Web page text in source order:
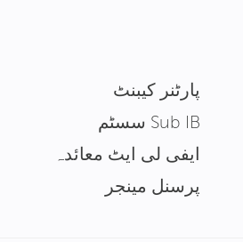
پارٹنر کیبنٹ
Sub IB سسٹم
ایفی لی ایٹ معائدہ
پرسنل مینجر